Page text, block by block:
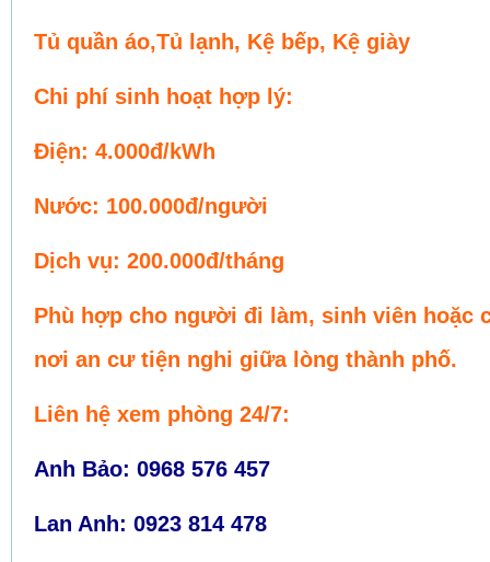
Tủ quần áo,Tủ lạnh, Kệ bếp, Kệ giày
Chi phí sinh hoạt hợp lý:
Điện: 4.000đ/kWh
Nước: 100.000đ/người
Dịch vụ: 200.000đ/tháng
Phù hợp cho người đi làm, sinh viên hoặc
nơi an cư tiện nghi giữa lòng thành phố.
Liên hệ xem phòng 24/7:
Anh Bảo: 0968 576 457
Lan Anh: 0923 814 478